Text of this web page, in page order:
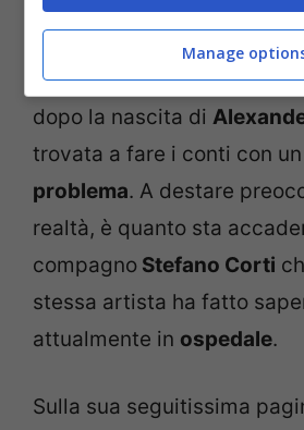
Sembra proprio che la
non sia destinata a
sereno, visto che nei primi
dopo la nascita di
trovata a fare i conti con
problema. A destare
realtà, è quanto sta
compagno Stefano Corti
stessa artista ha fatto
attualmente in ospedale.
Sulla sua seguitissima
Manage